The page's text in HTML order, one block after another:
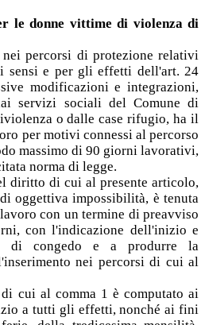
le donne vittime di violenza di
percorsi di protezione relativi
sensi e per gli effetti dell'art. 24
modificazioni e integrazioni,
servizi sociali del Comune di
o dalle case rifugio, ha il
per motivi connessi al percorso
massimo di 90 giorni lavorativi,
norma di legge.
diritto di cui al presente articolo,
oggettiva impossibilità, è tenuta
con un termine di preavviso
con l'indicazione dell'inizio e
di congedo e a produrre la
nei percorsi di cui al
cui al comma 1 è computato ai
a tutti gli effetti, nonché ai fini